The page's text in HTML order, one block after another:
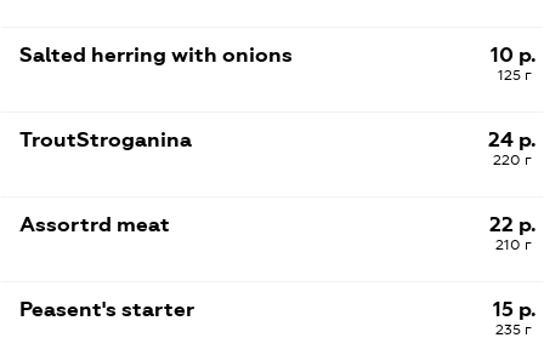
10 р.
125 г
Salted herring with onions
24 р.
220 г
TroutStroganina
22 р.
210 г
Assortrd meat
15 р.
235 г
Peasent's starter